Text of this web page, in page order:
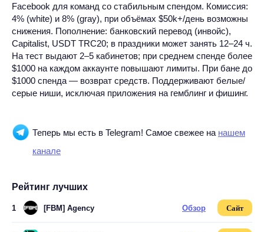
Facebook для команд со стабильным спендом. Комиссия:
4% (white) и 8% (gray), при объёмах $50k+/день возможны
снижения. Пополнение: банковский перевод (инвойс),
Capitalist, USDT TRC20; в праздники может занять 12–24 ч.
На тест выдают 2–5 кабинетов; при среднем спенде более
$1000 на каждом аккаунте повышают лимиты. При бане до
$1000 спенда — возврат средств. Поддерживают белые/
серые ниши, исключая приложения на гемблинг и фишинг.
Теперь мы есть в Telegram! Самое свежее на нашем
канале
Рейтинг лучших
1 [FBM] Agency Обзор Сайт